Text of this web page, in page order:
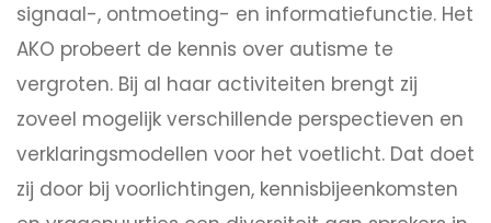
signaal-, ontmoeting- en informatiefunctie. Het
AKO probeert de kennis over autisme te
vergroten. Bij al haar activiteiten brengt zij
zoveel mogelijk verschillende perspectieven en
verklaringsmodellen voor het voetlicht. Dat doet
zij door bij voorlichtingen, kennisbijeenkomsten